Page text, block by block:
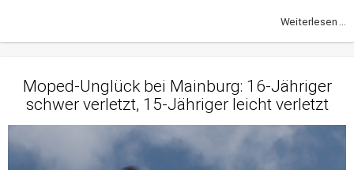
Weiterlesen ...
Moped-Unglück bei Mainburg: 16-Jähriger
schwer verletzt, 15-Jähriger leicht verletzt